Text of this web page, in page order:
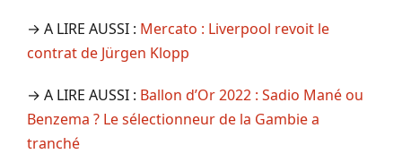
→ A LIRE AUSSI : Mercato : Liverpool revoit le
contrat de Jürgen Klopp
→ A LIRE AUSSI : Ballon d’Or 2022 : Sadio Mané ou
Benzema ? Le sélectionneur de la Gambie a
tranché